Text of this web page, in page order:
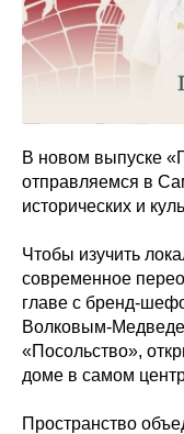
В новом выпуске
отправляемся в
исторических и
Чтобы изучить
современное
главе с бренд-
Волковым-
«Посольство»,
доме в самом
Пространство